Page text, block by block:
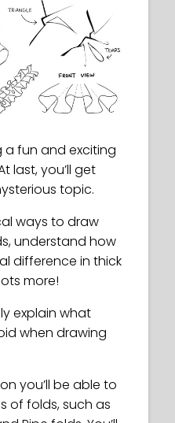
a fun and exciting
last, you’ll get
topic.
ways to draw
understand how
difference in thick
more!
explain what
when drawing
you’ll be able to
of folds, such as